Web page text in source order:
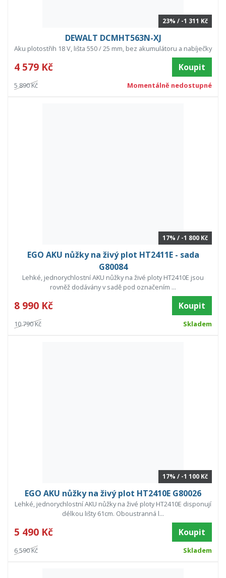
23% / -1 311 Kč
DEWALT DCMHT563N-XJ
Aku plotostřih 18 V, lišta 550 / 25 mm, bez akumulátoru a nabíječky
4 579 Kč Koupit
5 890 Kč Momentálně nedostupné
17% / -1 800 Kč
EGO AKU nůžky na živý plot HT2411E - sada
G80084
Lehké, jednorychlostní AKU nůžky na živé ploty HT2410E jsou
rovněž dodávány v sadě pod označením ...
8 990 Kč Koupit
10 790 Kč Skladem
17% / -1 100 Kč
EGO AKU nůžky na živý plot HT2410E G80026
Lehké, jednorychlostní AKU nůžky na živé ploty HT2410E disponují
délkou lišty 61cm. Oboustranná l...
5 490 Kč Koupit
6 590 Kč Skladem